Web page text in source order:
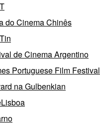
do Cinema Chinês
de Cinema Argentino
Portuguese Film Festival
na Gulbenkian